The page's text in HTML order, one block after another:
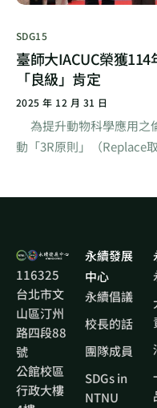
SDG15
臺師大IACUC榮獲
「良級」肯定
2025 年 12 月 31 日
為提升動物科學應用之
動「3R原則」（Replace
116325
台北市文
山區汀州
路四段88
號
公館校區
行政大樓
永續發展
中心
永續倡議
校長的話
團隊成員
SDGs in
NTNU